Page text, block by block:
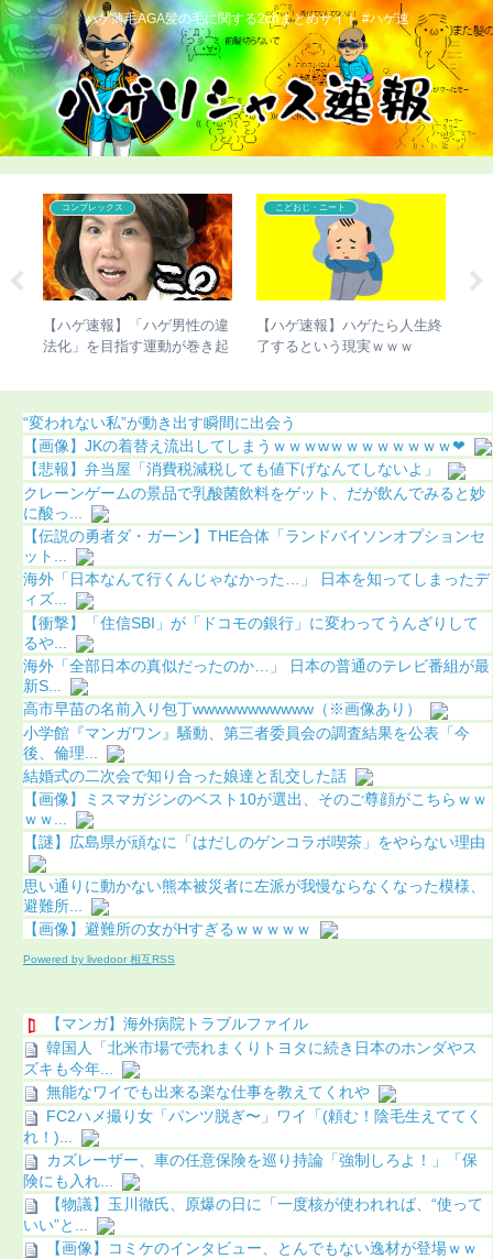
ハゲ薄毛AGA髪の毛に関する2chまとめサイト #ハゲ速
コンプレックス
【ハゲ速報】「ハゲ男性の違
法化」を目指す運動が巻き起
こどおじ・ニート
【ハゲ速報】ハゲたら人生終
了するという現実ｗｗｗ
“変われない私”が動き出す瞬間に出会う
【画像】JKの着替え流出してしまうｗｗｗwｗｗｗｗｗｗｗｗ❤
【悲報】弁当屋「消費税減税しても値下げなんてしないよ」
クレーンゲームの景品で乳酸菌飲料をゲット、だが飲んでみると妙
に酸っ...
【伝説の勇者ダ・ガーン】THE合体「ランドバイソンオプションセ
ット...
海外「日本なんて行くんじゃなかった…」 日本を知ってしまったデ
ィズ...
【衝撃】「住信SBI」が「ドコモの銀行」に変わってうんざりして
るや...
海外「全部日本の真似だったのか…」 日本の普通のテレビ番組が最
新S...
高市早苗の名前入り包丁wwwwwwwwwww（※画像あり）
小学館『マンガワン』騒動、第三者委員会の調査結果を公表「今
後、倫理...
結婚式の二次会で知り合った娘達と乱交した話
【画像】ミスマガジンのベスト10が選出、そのご尊顔がこちらｗｗ
ｗｗ...
【謎】広島県が頑なに「はだしのゲンコラボ喫茶」をやらない理由
思い通りに動かない熊本被災者に左派が我慢ならなくなった模様、
避難所...
【画像】避難所の女がHすぎるｗｗｗｗｗ
Powered by livedoor 相互RSS
【マンガ】海外病院トラブルファイル
韓国人「北米市場で売れまくりトヨタに続き日本のホンダやス
ズキも今年...
無能なワイでも出来る楽な仕事を教えてくれや
FC2ハメ撮り女「パンツ脱ぎ〜」ワイ「(頼む！陰毛生えててく
れ！)...
カズレーザー、車の任意保険を巡り持論「強制しろよ！」「保
険にも入れ...
【物議】玉川徹氏、原爆の日に「一度核が使われれば、“使って
いい”と...
【画像】コミケのインタビュー、とんでもない逸材が登場ｗｗ